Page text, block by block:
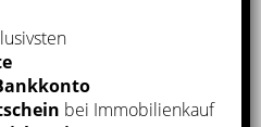
bei Immobilienkauf